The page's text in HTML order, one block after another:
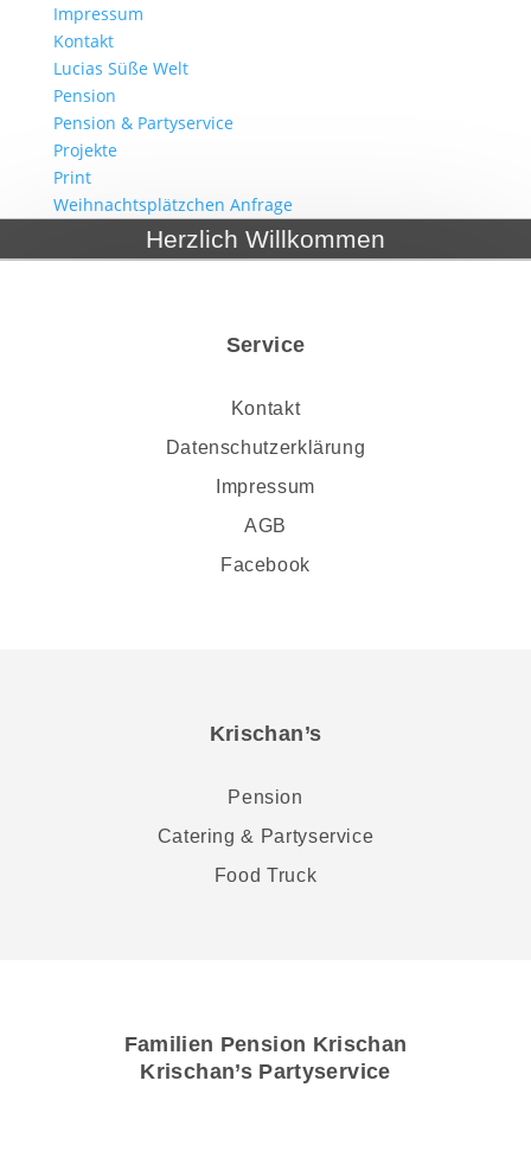
Impressum
Kontakt
Lucias Süße Welt
Pension
Pension & Partyservice
Projekte
Print
Weihnachtsplätzchen Anfrage
Herzlich Willkommen
Service
Kontakt
Datenschutzerklärung
Impressum
AGB
Facebook
Krischan’s
Pension
Catering & Partyservice
Food Truck
Familien Pension Krischan
Krischan’s Partyservice